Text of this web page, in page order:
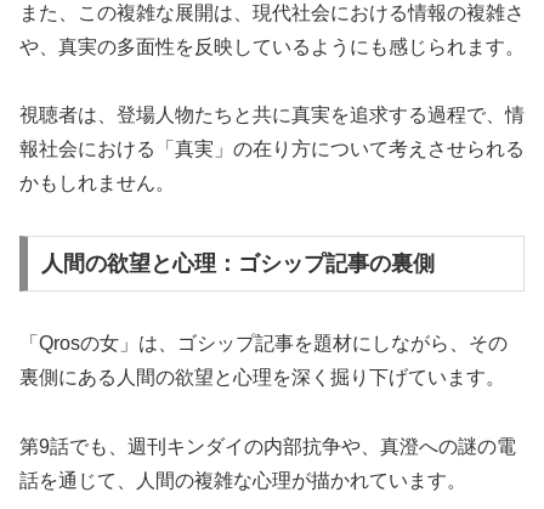
また、この複雑な展開は、現代社会における情報の複雑さ
や、真実の多面性を反映しているようにも感じられます。
視聴者は、登場人物たちと共に真実を追求する過程で、情
報社会における「真実」の在り方について考えさせられる
かもしれません。
人間の欲望と心理：ゴシップ記事の裏側
「Qrosの女」は、ゴシップ記事を題材にしながら、その
裏側にある人間の欲望と心理を深く掘り下げています。
第9話でも、週刊キンダイの内部抗争や、真澄への謎の電
話を通じて、人間の複雑な心理が描かれています。